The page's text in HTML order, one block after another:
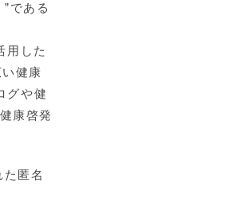
である
用した
健康
グや健
康啓発
匿名